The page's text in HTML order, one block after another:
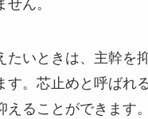
せん。
たいときは、主幹を
す。芯止めと呼ばれ
えることができます